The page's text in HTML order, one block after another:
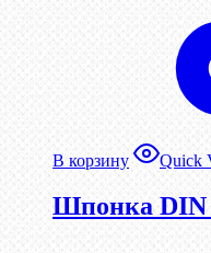
В корзину Quick
Шпонка DIN